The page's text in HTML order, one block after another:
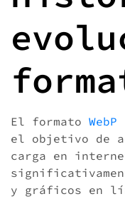
El formato WebP
el objetivo de
carga en
y gráficos en